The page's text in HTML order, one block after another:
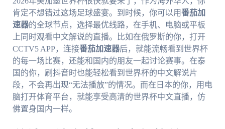
肯定不想错过这场足球盛宴。到时候，你可以用番茄加
速器的全球节点，选择最优线路，在手机、电脑或平板
上同时观看中文解说的直播。比如在俄罗斯的你，打开
CCTV5 APP，连接番茄加速器后，就能流畅看到世界杯
的每一场比赛，还能和国内的朋友一起讨论赛事。在泰
国的你，刷抖音时也能轻松看到世界杯的中文解说片
段，不会再出现“无法播放”的情况。而在日本的你，用电
脑打开体育平台，就能享受高清的世界杯中文直播，仿
佛置身国内一样。